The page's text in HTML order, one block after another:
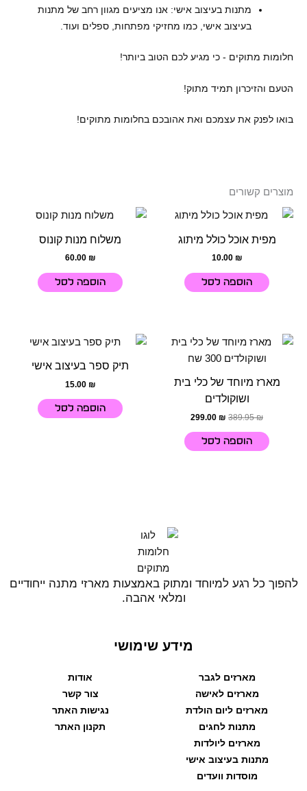
מתנות בעיצוב אישי: אנו מציעים מגוון רחב של מתנות
בעיצוב אישי, כמו מחזיקי מפתחות, ספלים ועוד.
חלומות מתוקים - כי מגיע לכם הטוב ביותר!
הטעם והזיכרון תמיד מתוק!
בואו לפנק את עצמכם ואת אהובכם בחלומות מתוקים!
מוצרים קשורים
מפית אוכל כולל מיתוג
10.00 ₪
הוספה לסל
משלוח מנות קונוס
60.00 ₪
הוספה לסל
מארז מיוחד של כלי בית
ושוקולדים
389.95₪
המחיר
המקורי
היה:
299.00 ₪
המחיר
הנוכחי
הוא:
הוספה לסל
תיק ספר בעיצוב אישי
15.00 ₪
הוספה לסל
להפוך כל רגע למיוחד ומתוק באמצעות מארזי מתנה ייחודיים
ומלאי אהבה.
מידע שימושי
מארזים לגבר
מארזים לאישה
מארזים ליום הולדת
מתנות לחגים
מארזים ליולדות
מתנות בעיצוב אישי
מוסדות וועדים
אודות
צור קשר
נגישות האתר
תקנון האתר